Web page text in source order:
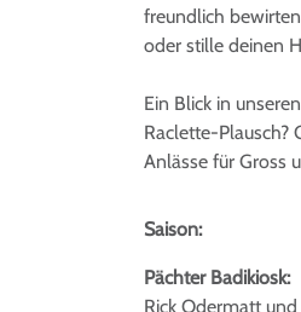
freundlich
oder stille deinen
Ein Blick in
Raclette-Plausch?
Anlässe für Gross
Saison:
Pächter Badikiosk:
Rick Odermatt